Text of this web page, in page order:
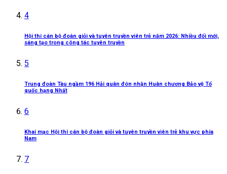
4
Hội thi cán bộ đoàn giỏi và tuyên truyền viên trẻ năm 2026: Nhiều đổi mới,
sáng tạo trong công tác tuyên truyền
5
Trung đoàn Tàu ngầm 196 Hải quân đón nhận Huân chương Bảo vệ Tổ
quốc hạng Nhất
6
Khai mạc Hội thi cán bộ đoàn giỏi và tuyên truyền viên trẻ khu vực phía
Nam
7